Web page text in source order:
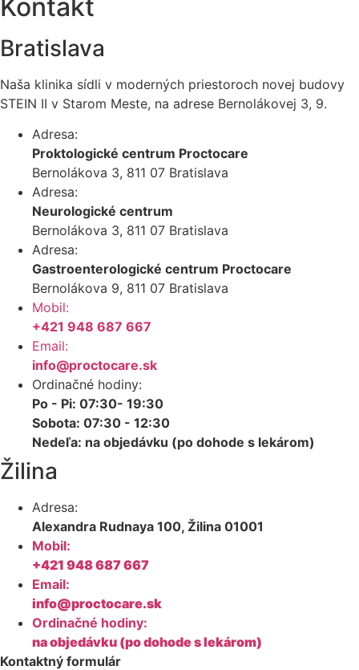
Kontakt
Bratislava
Naša klinika sídli v moderných priestoroch novej budovy
STEIN II v Starom Meste, na adrese Bernolákovej 3, 9.
Adresa:
Proktologické centrum Proctocare
Bernolákova 3, 811 07 Bratislava
Adresa:
Neurologické centrum
Bernolákova 3, 811 07 Bratislava
Adresa:
Gastroenterologické centrum Proctocare
Bernolákova 9, 811 07 Bratislava
Mobil:
+421 948 687 667
Email:
info@proctocare.sk
Ordinačné hodiny:
Po - Pi: 07:30- 19:30
Sobota: 07:30 - 12:30
Nedeľa: na objedávku (po dohode s lekárom)
Žilina
Adresa:
Alexandra Rudnaya 100, Žilina 01001
Mobil:
+421 948 687 667
Email:
info@proctocare.sk
Ordinačné hodiny:
na objedávku (po dohode s lekárom)
Kontaktný formulár